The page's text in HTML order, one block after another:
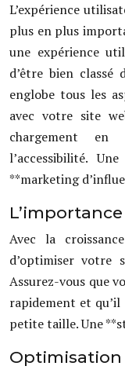
L’expérience
plus en plus
une expérience
d’être bien classé
englobe tous les
avec votre site
chargement
l’accessibilité.
**marketing
Avec la
d’optimiser votre
Assurez-vous que
rapidement et
petite taille. Une
Optimisation